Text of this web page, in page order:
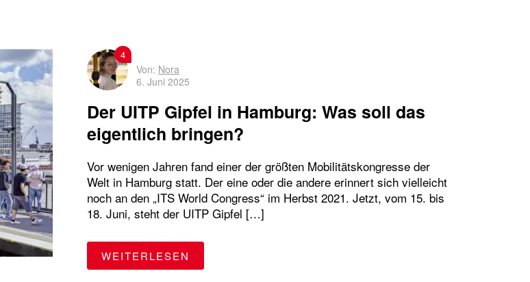
Der UITP Gipfel in Hamburg: Was soll das
eigentlich bringen?
4
Von: Nora
6. Juni 2025
Vor wenigen Jahren fand einer der größten Mobilitätskongresse der
Welt in Hamburg statt. Der eine oder die andere erinnert sich vielleicht
noch an den „ITS World Congress“ im Herbst 2021. Jetzt, vom 15. bis
18. Juni, steht der UITP Gipfel […]
WEITERLESEN